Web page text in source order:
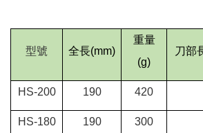
型號 全長(mm)
重量
(g)
刀部
HS-200 190 420
HS-180 190 300